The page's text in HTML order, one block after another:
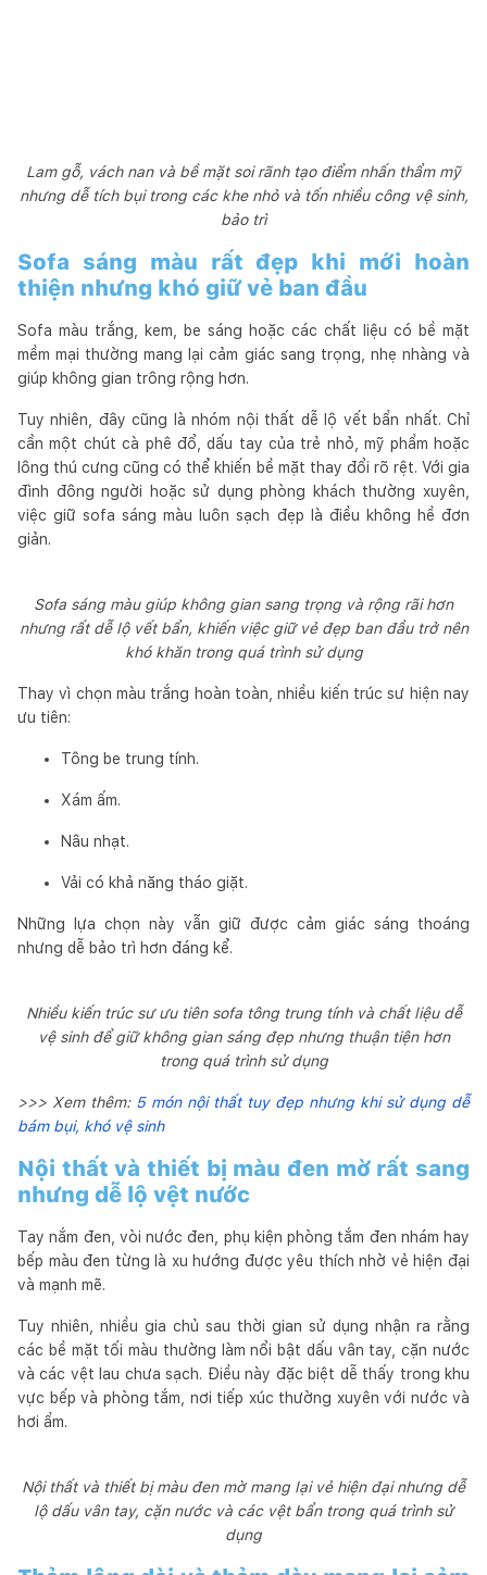
Lam gỗ, vách nan và bề mặt soi rãnh tạo điểm nhấn thẩm mỹ
nhưng dễ tích bụi trong các khe nhỏ và tốn nhiều công vệ sinh,
bảo trì
Sofa sáng màu rất đẹp khi mới hoàn
thiện nhưng khó giữ vẻ ban đầu
Sofa màu trắng, kem, be sáng hoặc các chất liệu có bề mặt
mềm mại thường mang lại cảm giác sang trọng, nhẹ nhàng và
giúp không gian trông rộng hơn.
Tuy nhiên, đây cũng là nhóm nội thất dễ lộ vết bẩn nhất. Chỉ
cần một chút cà phê đổ, dấu tay của trẻ nhỏ, mỹ phẩm hoặc
lông thú cưng cũng có thể khiến bề mặt thay đổi rõ rệt. Với gia
đình đông người hoặc sử dụng phòng khách thường xuyên,
việc giữ sofa sáng màu luôn sạch đẹp là điều không hề đơn
giản.
Sofa sáng màu giúp không gian sang trọng và rộng rãi hơn
nhưng rất dễ lộ vết bẩn, khiến việc giữ vẻ đẹp ban đầu trở nên
khó khăn trong quá trình sử dụng
Thay vì chọn màu trắng hoàn toàn, nhiều kiến trúc sư hiện nay
ưu tiên:
Tông be trung tính.
Xám ấm.
Nâu nhạt.
Vải có khả năng tháo giặt.
Những lựa chọn này vẫn giữ được cảm giác sáng thoáng
nhưng dễ bảo trì hơn đáng kể.
Nhiều kiến trúc sư ưu tiên sofa tông trung tính và chất liệu dễ
vệ sinh để giữ không gian sáng đẹp nhưng thuận tiện hơn
trong quá trình sử dụng
>>> Xem thêm: 5 món nội thất tuy đẹp nhưng khi sử dụng dễ
bám bụi, khó vệ sinh
Nội thất và thiết bị màu đen mờ rất sang
nhưng dễ lộ vệt nước
Tay nắm đen, vòi nước đen, phụ kiện phòng tắm đen nhám hay
bếp màu đen từng là xu hướng được yêu thích nhờ vẻ hiện đại
và mạnh mẽ.
Tuy nhiên, nhiều gia chủ sau thời gian sử dụng nhận ra rằng
các bề mặt tối màu thường làm nổi bật dấu vân tay, cặn nước
và các vệt lau chưa sạch. Điều này đặc biệt dễ thấy trong khu
vực bếp và phòng tắm, nơi tiếp xúc thường xuyên với nước và
hơi ẩm.
Nội thất và thiết bị màu đen mờ mang lại vẻ hiện đại nhưng dễ
lộ dấu vân tay, cặn nước và các vệt bẩn trong quá trình sử
dụng